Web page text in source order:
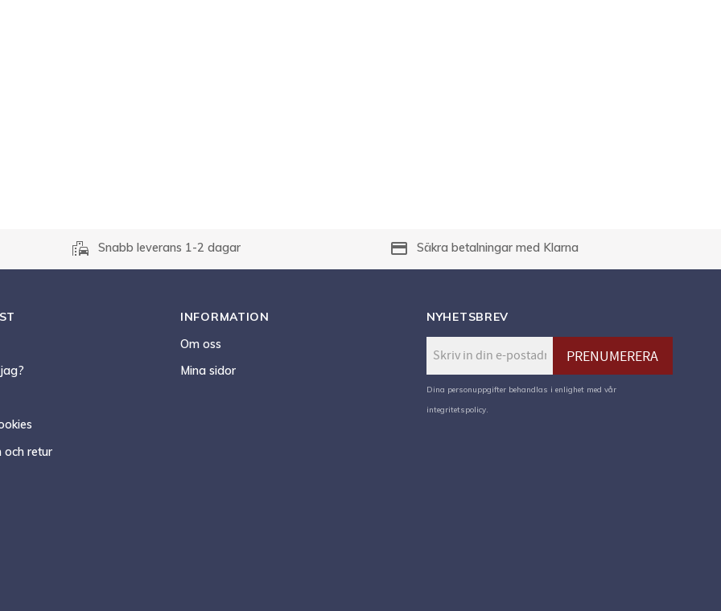
emoji_transportation Snabb leverans 1-2 dagar payment Säkra betalningar med Klarna
och retur
INFORMATION
Om oss
Mina sidor
NYHETSBREV
PRENUMERERA
Dina personuppgifter behandlas i enlighet med vår
integritetspolicy